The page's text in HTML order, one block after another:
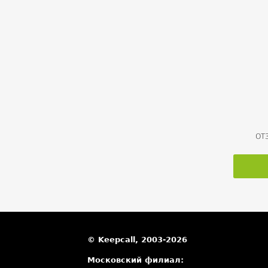
Шаболовская
© Keepcall, 2003-2026
Московский филиал: